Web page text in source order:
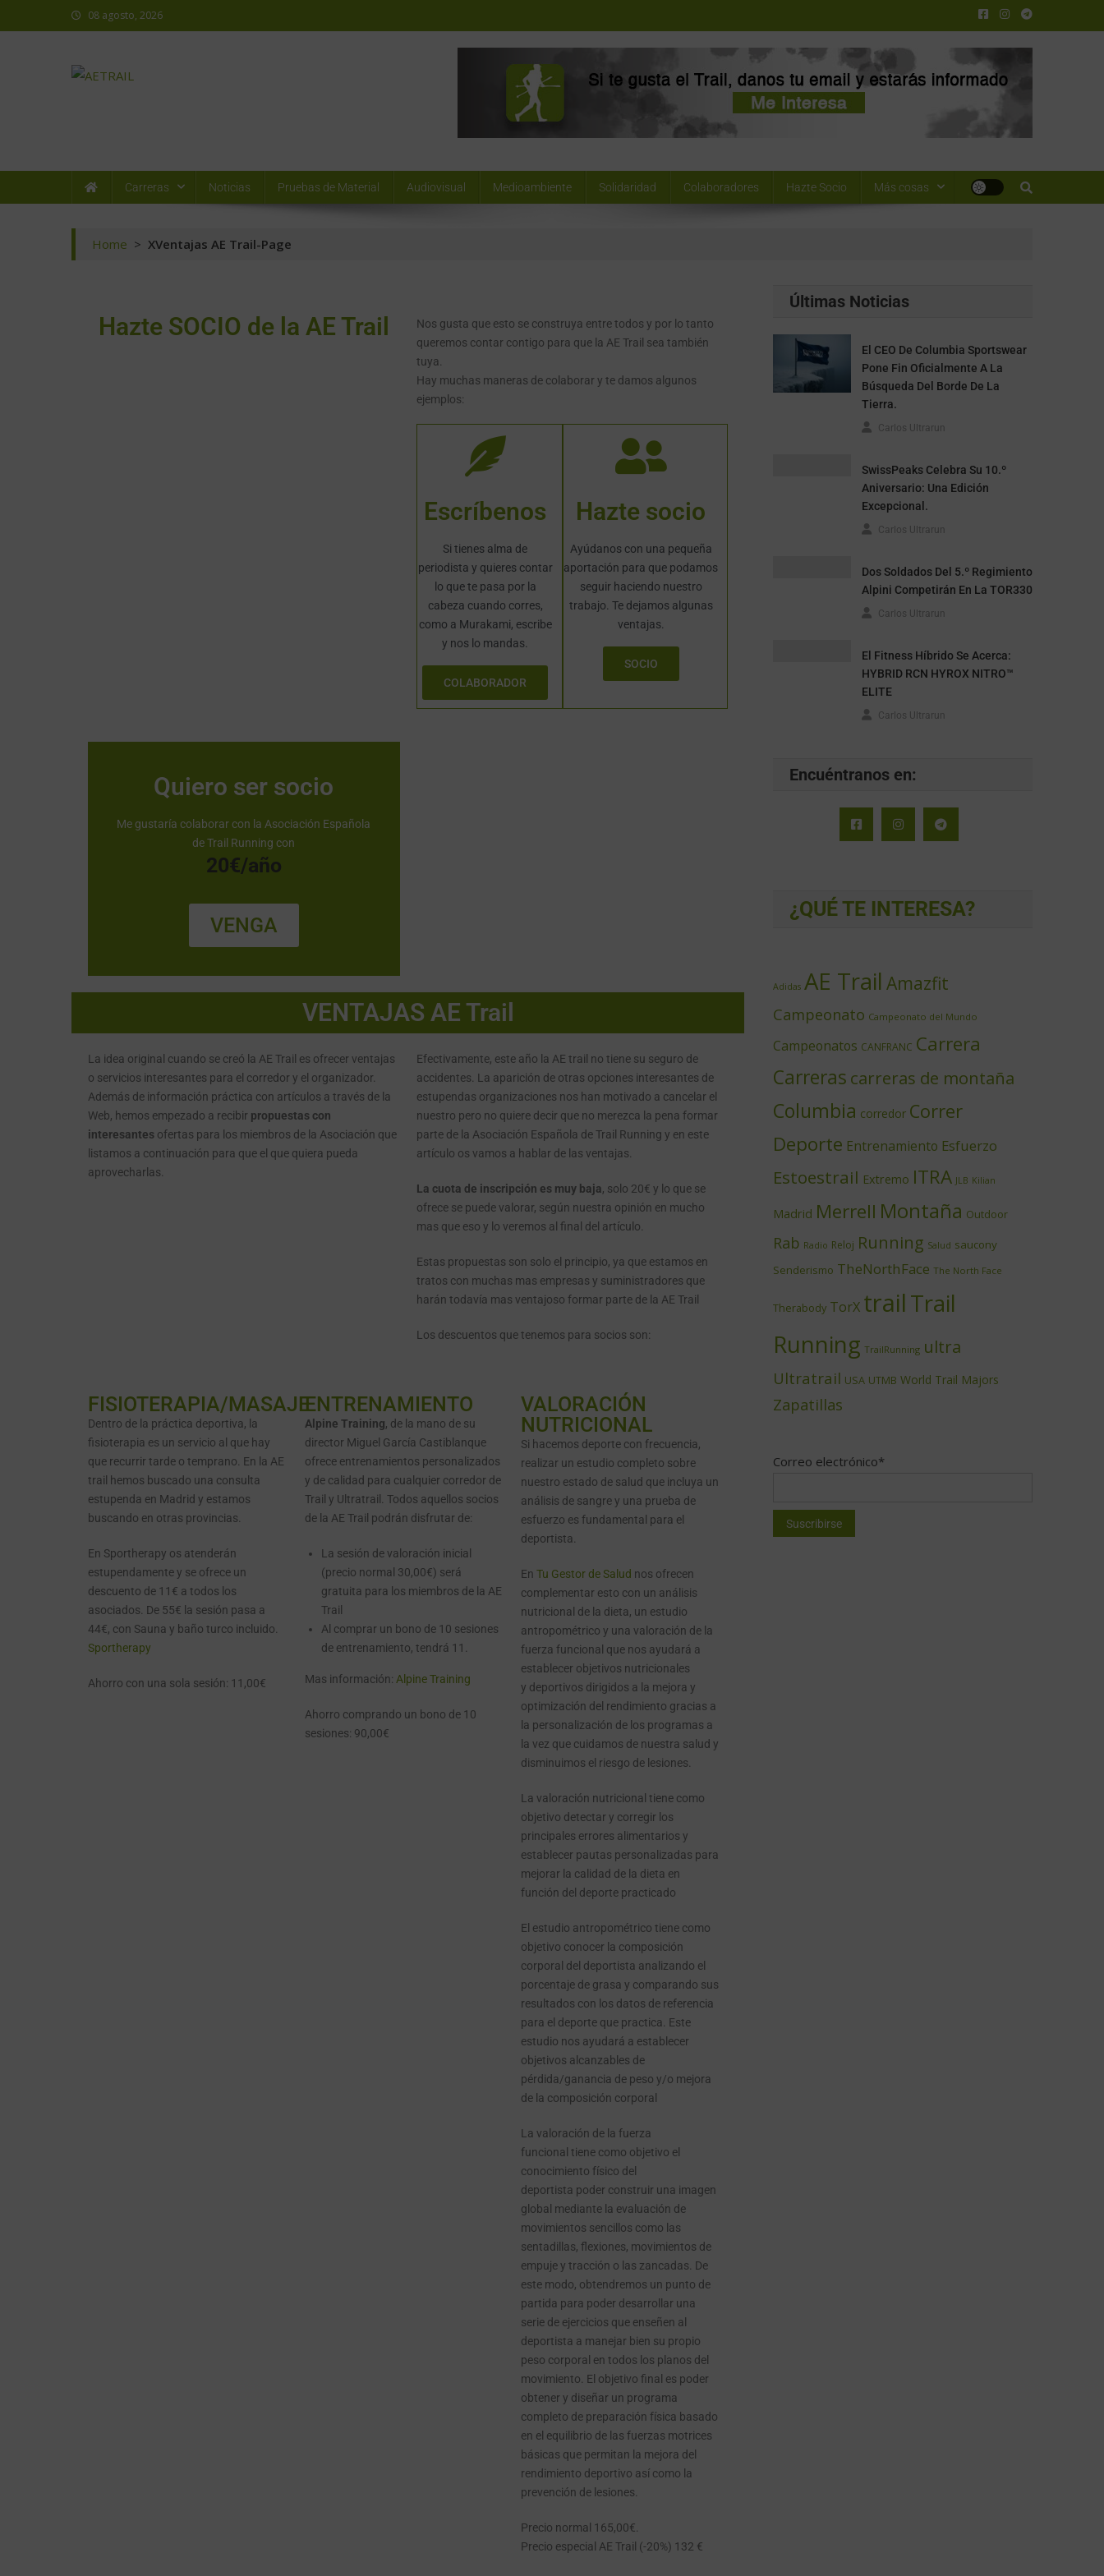
08 agosto, 2026
Carreras Noticias Pruebas de Material Audiovisual Medioambiente Solidaridad Colaboradores Hazte Socio Más cosas
Home > XVentajas AE Trail-Page
Hazte SOCIO de la AE Trail
Nos gusta que esto se construya entre todos y por lo tanto
queremos contar contigo para que la AE Trail sea también
tuya.
Hay muchas maneras de colaborar y te damos algunos
ejemplos:
Escríbenos
Si tienes alma de
periodista y quieres contar
lo que te pasa por la
cabeza cuando corres,
como a Murakami, escribe
y nos lo mandas.
COLABORADOR
Hazte socio
Ayúdanos con una pequeña
aportación para que podamos
seguir haciendo nuestro
trabajo. Te dejamos algunas
ventajas.
SOCIO
Quiero ser socio
Me gustaría colaborar con la Asociación Española
de Trail Running con
20€/año
VENGA
>>>>>>>>>>> VENTAJAS AE Trail
La idea original cuando se creó la AE Trail es ofrecer ventajas
o servicios interesantes para el corredor y el organizador.
Además de información práctica con artículos a través de la
Web, hemos empezado a recibir propuestas con
interesantes ofertas para los miembros de la Asociación que
listamos a continuación para que el que quiera pueda
aprovecharlas.
Efectivamente, este año la AE trail no tiene su seguro de
accidentes. La aparición de otras opciones interesantes de
estupendas organizaciones nos han motivado a cancelar el
nuestro pero no quiere decir que no merezca la pena formar
parte de la Asociación Española de Trail Running y en este
artículo os vamos a hablar de las ventajas.
La cuota de inscripción es muy baja, solo 20€ y lo que se
ofrece se puede valorar, según nuestra opinión en mucho
mas que eso y lo veremos al final del artículo.
Estas propuestas son solo el principio, ya que estamos en
tratos con muchas mas empresas y suministradores que
harán todavía mas ventajoso formar parte de la AE Trail
Los descuentos que tenemos para socios son:
FISIOTERAPIA/MASAJE
Dentro de la práctica deportiva, la
fisioterapia es un servicio al que hay
que recurrir tarde o temprano. En la AE
trail hemos buscado una consulta
estupenda en Madrid y estamos
buscando en otras provincias.
En Sportherapy os atenderán
estupendamente y se ofrece un
descuento de 11€ a todos los
asociados. De 55€ la sesión pasa a
44€, con Sauna y baño turco incluido.
Sportherapy
Ahorro con una sola sesión: 11,00€
ENTRENAMIENTO
Alpine Training, de la mano de su
director Miguel García Castiblanque
ofrece entrenamientos personalizados
y de calidad para cualquier corredor de
Trail y Ultratrail. Todos aquellos socios
de la AE Trail podrán disfrutar de:
La sesión de valoración inicial
(precio normal 30,00€) será
gratuita para los miembros de la AE
Trail
Al comprar un bono de 10 sesiones
de entrenamiento, tendrá 11.
Mas información: Alpine Training
Ahorro comprando un bono de 10
sesiones: 90,00€
VALORACIÓN
NUTRICIONAL
Si hacemos deporte con frecuencia,
realizar un estudio completo sobre
nuestro estado de salud que incluya un
análisis de sangre y una prueba de
esfuerzo es fundamental para el
deportista.
EnTu Gestor de Salud nos ofrecen
complementar esto con un análisis
nutricional de la dieta, un estudio
antropométrico y una valoración de la
fuerza funcional que nos ayudará a
establecer objetivos nutricionales
y deportivos dirigidos a la mejora y
optimización del rendimiento gracias a
la personalización de los programas a
la vez que cuidamos de nuestra salud y
disminuimos el riesgo de lesiones.
La valoración nutricional tiene como
objetivo detectar y corregir los
principales errores alimentarios y
establecer pautas personalizadas para
mejorar la calidad de la dieta en
función del deporte practicado
El estudio antropométrico tiene como
objetivo conocer la composición
corporal del deportista analizando el
porcentaje de grasa y comparando sus
resultados con los datos de referencia
para el deporte que practica. Este
estudio nos ayudará a establecer
objetivos alcanzables de
pérdida/ganancia de peso y/o mejora
de la composición corporal
La valoración de la fuerza
funcional tiene como objetivo el
conocimiento físico del
deportista poder construir una imagen
global mediante la evaluación de
movimientos sencillos como las
sentadillas, flexiones, movimientos de
empuje y tracción o las zancadas. De
este modo, obtendremos un punto de
partida para poder desarrollar una
serie de ejercicios que enseñen al
deportista a manejar bien su propio
peso corporal en todos los planos del
movimiento. El objetivo final es poder
obtener y diseñar un programa
completo de preparación física basado
en el equilibrio de las fuerzas motrices
básicas que permitan la mejora del
rendimiento deportivo así como la
prevención de lesiones.
Precio normal 165,00€.
Precio especial AE Trail (-20%) 132 €
Últimas Noticias
El CEO De Columbia Sportswear
Pone Fin Oficialmente A La
Búsqueda Del Borde De La
Tierra.
Carlos Ultrarun
SwissPeaks Celebra Su 10.º
Aniversario: Una Edición
Excepcional.
Carlos Ultrarun
Dos Soldados Del 5.º Regimiento
Alpini Competirán En La TOR330
Carlos Ultrarun
El Fitness Híbrido Se Acerca:
HYBRID RCN HYROX NITRO™
ELITE
Carlos Ultrarun
Encuéntranos en:
¿QUÉ TE INTERESA?
Adidas AE Trail Amazfit
Campeonato Campeonato del Mundo
Campeonatos CANFRANC Carrera
Carreras carreras de montaña
Columbia corredor Correr
Deporte Entrenamiento Esfuerzo
Estoestrail Extremo ITRA JLB Kilian
Madrid Merrell Montaña Outdoor
Rab Radio Reloj Running Salud saucony
Senderismo TheNorthFace The North Face
Therabody TorX trailTrail
Running TrailRunning ultra
Ultratrail USA UTMB World Trail Majors
Zapatillas
Correo electrónico*